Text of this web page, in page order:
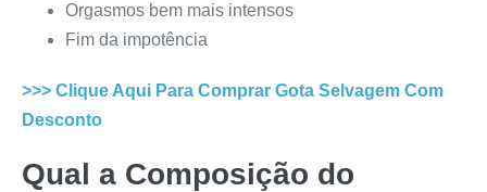
Orgasmos bem mais intensos
Fim da impotência
>>> Clique Aqui Para Comprar Gota Selvagem Com
Desconto
Qual a Composição do